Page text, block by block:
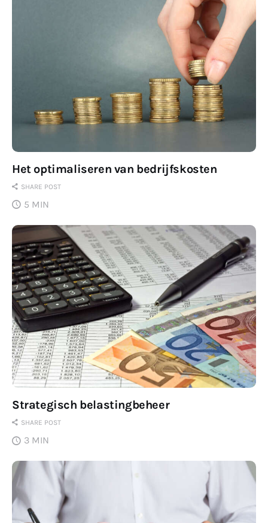
Het optimaliseren van bedrijfskosten
SHARE POST
5 MIN
Strategisch belastingbeheer
SHARE POST
3 MIN